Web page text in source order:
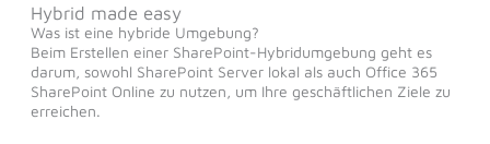
Hybrid made easy
Was ist eine hybride Umgebung?
Beim Erstellen einer SharePoint-Hybridumgebung geht es
darum, sowohl SharePoint Server lokal als auch Office 365
SharePoint Online zu nutzen, um Ihre geschäftlichen Ziele zu
erreichen.